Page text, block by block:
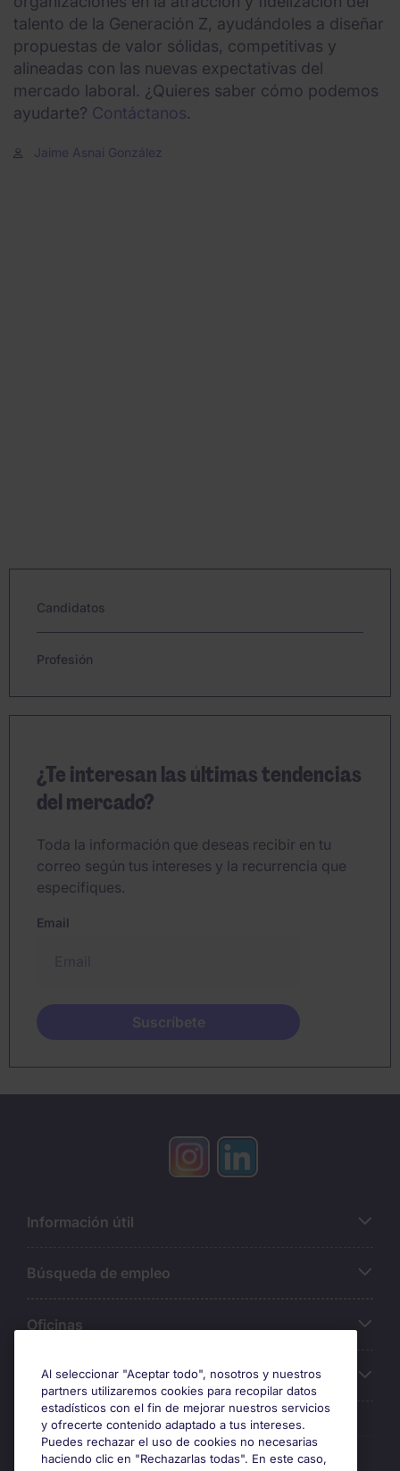
talento de la Generación Z, ayudándoles a diseñar
propuestas de valor sólidas, competitivas y
alineadas con las nuevas expectativas del
mercado laboral. ¿Quieres saber cómo podemos
ayudarte? Contáctanos.
Jaime Asnai González
Candidatos
Profesión
¿Te interesan las últimas tendencias
del mercado?
Toda la información que deseas recibir en tu
correo según tus intereses y la recurrencia que
especifiques.
Email
Información útil
Búsqueda de empleo
Oficinas
Sobre Michael Page
Premios y certificaciones
Al seleccionar "Aceptar todo", nosotros y nuestros
partners utilizaremos cookies para recopilar datos
estadísticos con el fin de mejorar nuestros servicios
y ofrecerte contenido adaptado a tus intereses.
Puedes rechazar el uso de cookies no necesarias
haciendo clic en "Rechazarlas todas". En este caso,